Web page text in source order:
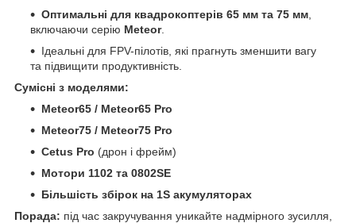
Оптимальні для квадрокоптерів 65 мм та 75 мм
включаючи серію Meteor.
Ідеальні для FPV-пілотів, які прагнуть зменшити вагу
та підвищити продуктивність.
Сумісні з моделями:
Meteor65 / Meteor65 Pro
Meteor75 / Meteor75 Pro
Cetus Pro (дрон і фрейм)
Мотори 1102 та 0802SE
Більшість збірок на 1S акумуляторах
Порада: під час закручування уникайте надмірного зусилля,